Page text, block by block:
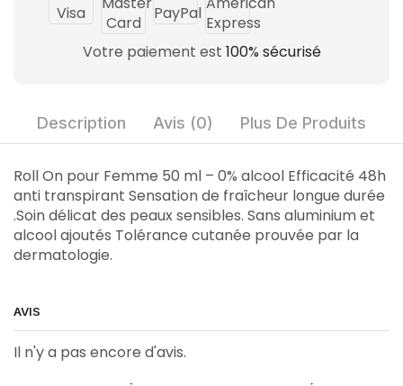
Votre paiement est 100% sécurisé
Description Avis (0) Plus De Produits
Roll On pour Femme 50 ml – 0% alcool Efficacité 48h
anti transpirant Sensation de fraîcheur longue durée
.Soin délicat des peaux sensibles. Sans aluminium et
alcool ajoutés Tolérance cutanée prouvée par la
dermatologie.
AVIS
Il n'y a pas encore d'avis.